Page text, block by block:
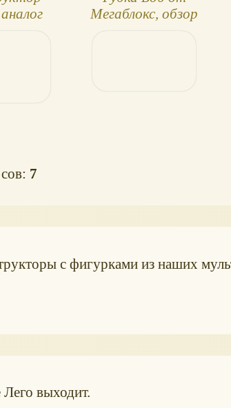
Мегаблокс, обзор
7
с фигурками из наших
выходит.